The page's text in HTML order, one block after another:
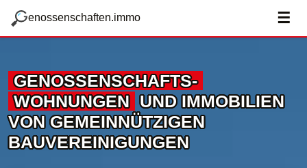
g
enossenschaften.immo ☰
GENOSSENSCHAFTS­
WOHNUNGEN UND IMMOBILIEN
VON GEMEINNÜTZIGEN
BAUVEREINIGUNGEN